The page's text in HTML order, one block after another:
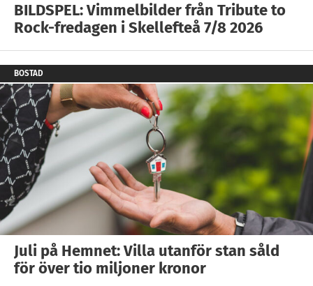
BILDSPEL: Vimmelbilder från Tribute to
Rock-fredagen i Skellefteå 7/8 2026
BOSTAD
Juli på Hemnet: Villa utanför stan såld
för över tio miljoner kronor